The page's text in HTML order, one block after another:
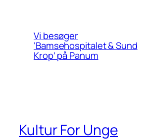
Vi besøger
‘Bamsehospitalet & Sund
Krop’ på Panum
Kultur For Unge